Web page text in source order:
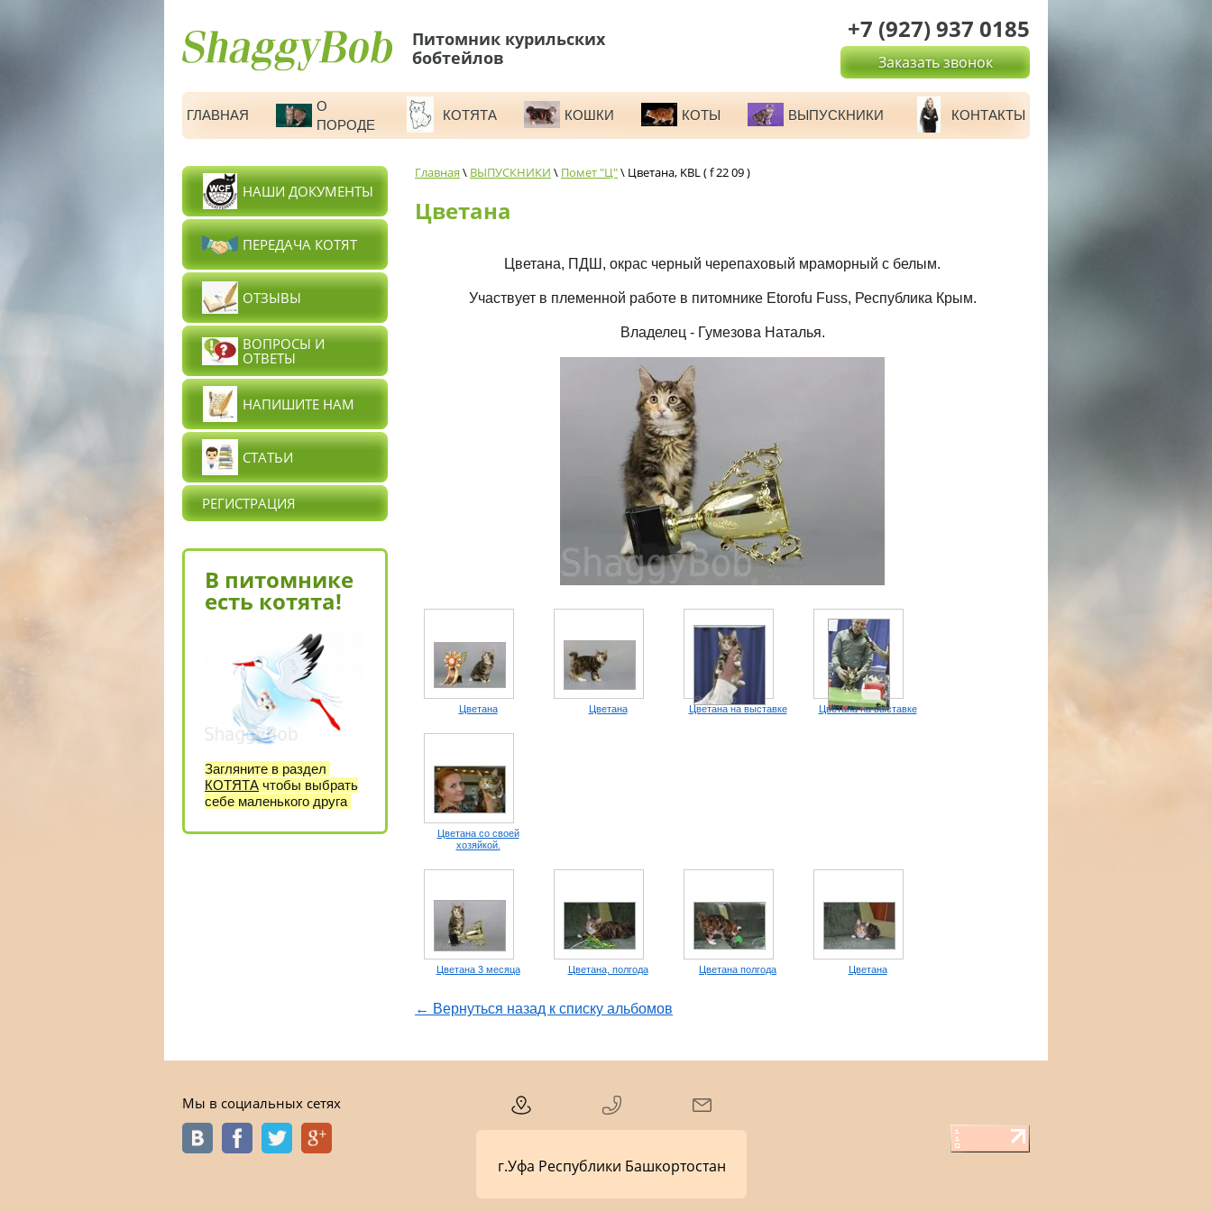
Питомник курильских
бобтейлов
+7 (927) 937 0185
Заказать звонок
ГЛАВНАЯ
О
ПОРОДЕ
КОТЯТА КОШКИ КОТЫ ВЫПУСКНИКИ КОНТАКТЫ
НАШИ ДОКУМЕНТЫ
ПЕРЕДАЧА КОТЯТ
ОТЗЫВЫ
ВОПРОСЫ И
ОТВЕТЫ
НАПИШИТЕ НАМ
СТАТЬИ
РЕГИСТРАЦИЯ
В питомнике
есть котята!
Загляните в раздел
КОТЯТА чтобы выбрать
себе маленького друга
Главная \ ВЫПУСКНИКИ \ Помет "Ц"\ Цветана, KBL ( f 22 09 )
Цветана
Цветана, ПДШ, окрас черный черепаховый мраморный с белым.
Участвует в племенной работе в питомнике Etorofu Fuss, Республика Крым.
Владелец - Гумезова Наталья.
Цветана Цветана Цветана на выставке Цветана на выставке
Цветана со своей
хозяйкой.
Цветана 3 месяца Цветана, полгода Цветана полгода Цветана
← Вернуться назад к списку альбомов
Мы в социальных сетях
г.Уфа Республики Башкортостан